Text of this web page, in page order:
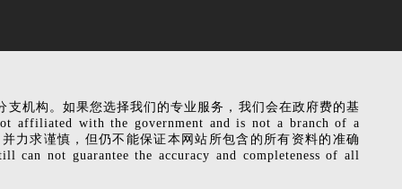
机构。如果您选择我们的专业服务，我们会在政府费的基
affiliated with the government and is not a branch of a
力求谨慎，但仍不能保证本网站所包含的所有资料的准确
not guarantee the accuracy and completeness of all